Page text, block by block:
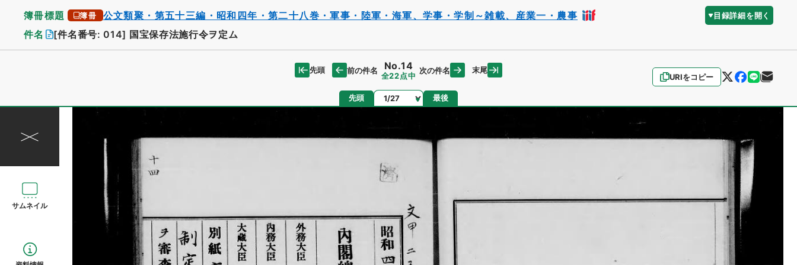
簿冊標題 簿冊 公文類聚・第五十三編・昭和四年・第二十八巻・軍事・陸軍・海軍、学事・学制～雑載、産業一・農事 目録詳細を開く
件名 [件名番号: 014] 国宝保存法施行令ヲ定ム
URIをコピー
先頭 前の件名 No.14
全22点中
次の件名 末尾
先頭 ページ 最後
サムネイル